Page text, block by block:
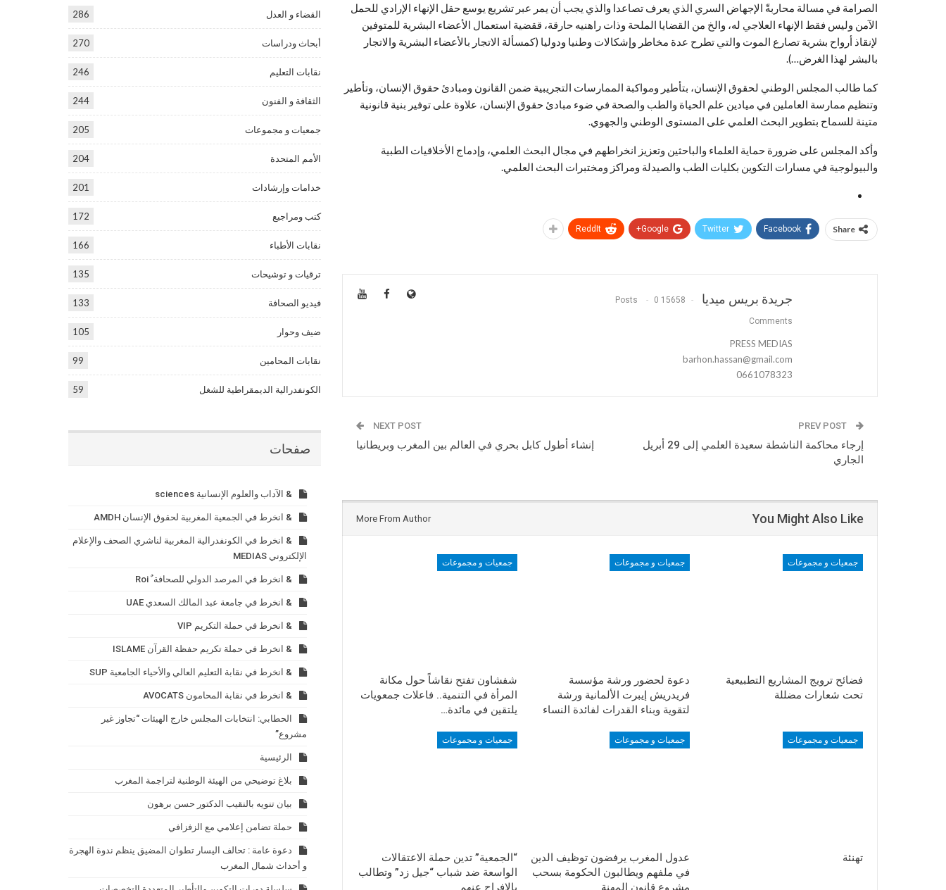
الصرامة في مسالة محاربةّ الإجهاض السري الذي يعرف تصاعدا والذي يجب أن يمر عبر تشريع يوسع حقل الإنهاء الإرادي للحمل
الآمن وليس فقط الإنهاء العلاجي له، والخ من القضايا الملحة وذات راهنيه حارقة، ققضية استعمال الأعضاء البشرية للمتوفين
لإنقاذ أرواح بشرية تصارع الموت والتي تطرح عدة مخاطر وإشكالات وطنيا ودوليا (كمسألة الاتجار بالأعضاء البشرية والاتجار
بالبشر لهذا الغرض…).
كما طالب المجلس الوطني لحقوق الإنسان، بتأطير ومواكبة الممارسات التجريبية ضمن القانون ومبادئ حقوق الإنسان، وتأطير
وتنظيم ممارسة العاملين في ميادين علم الحياة والطب والصحة في ضوء مبادئ حقوق الإنسان، علاوة على توفير بنية قانونية
متينة للسماح بتطوير البحث العلمي على المستوى الوطني والجهوي.
وأكد المجلس على ضرورة حماية العلماء والباحثين وتعزيز انخراطهم في مجال البحث العلمي، وإدماج الأخلاقيات الطبية
والبيولوجية في مسارات التكوين بكليات الطب والصيدلة ومراكز ومختبرات البحث العلمي.
Share
Facebook
Twitter
Google+
ReddIt
جريدة بريس ميديا 15658 Posts
0
Comments
PRESS MEDIAS
barhon.hassan@gmail.com
0661078323
إرجاء محاكمة الناشطة سعيدة العلمي إلى 29 أبريل
الجاري
NEXT POST
إنشاء أطول كابل بحري في العالم بين المغرب وبريطانيا
You Might Also Like
More From Author
جمعيات و مجموعات
فضائح ترويج المشاريع التطبيعية
تحت شعارات مضللة
جمعيات و مجموعات
دعوة لحضور ورشة مؤسسة
فريدريش إيبرت الألمانية ورشة
لتقوية وبناء القدرات لفائدة النساء
جمعيات و مجموعات
شفشاون تفتح نقاشاً حول مكانة
المرأة في التنمية.. فاعلات جمعويات
يلتقين في مائدة…
جمعيات و مجموعات
تهنئة
جمعيات و مجموعات
عدول المغرب يرفضون توظيف الدين
في ملفهم ويطالبون الحكومة بسحب
جمعيات و مجموعات
“الجمعية” تدين حملة الاعتقالات
الواسعة ضد شباب “جيل زد” وتطالب
القضاء و العدل 286
أبحاث ودراسات 270
نقابات التعليم 246
الثقافة و الفنون 244
جمعيات و مجموعات 205
الأمم المتحدة 204
خدامات وإرشادات 201
كتب ومراجيع 172
نقابات الأطباء 166
ترقيات و توشيحات 135
فيديو الصحافة 133
ضيف وحوار 105
نقابات المحامين 99
الكونفدرالية الديمقراطية للشغل 59
صفحات
& الآداب والعلوم الإنسانية sciences
& انخرط في الجمعية المغربية لحقوق الإنسان AMDH
& انخرط في الكونفدرالية المغربية لناشري الصحف والإعلام
الإلكتروني MEDIAS
& انخرط في المرصد الدولي للصحافة ٌ Roi
& انخرط في جامعة عبد المالك السعدي UAE
& انخرط في حملة التكريم VIP
& انخرط في حملة تكريم حفظة القرآن ISLAME
& انخرط في نقابة التعليم العالي والأحياء الجامعية SUP
& انخرط في نقابة المحامون AVOCATS
الحطابي: انتخابات المجلس خارج الهيئات “تجاوز غير
مشروع”
الرئيسية
بلاغ توضيحي من الهيئة الوطنية لتراجمة المغرب
بيان تنويه بالنقيب الدكتور حسن برهون
حملة تضامن إعلامي مع الزفزافي
دعوة عامة : تحالف اليسار تطوان المضيق ينظم ندوة الهجرة
و أحداث شمال المغرب